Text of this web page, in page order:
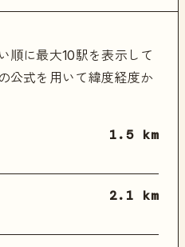
順に最大10駅を表示して
公式を用いて緯度経度か
1.5 km
2.1 km